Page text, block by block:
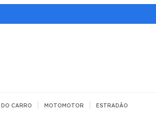
CARRO MOTOMOTOR ESTRADÃO